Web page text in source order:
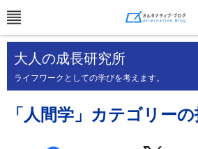
大人の成長研究所
ライフワークとしての学びを考えます。
「人間学」カテゴリー